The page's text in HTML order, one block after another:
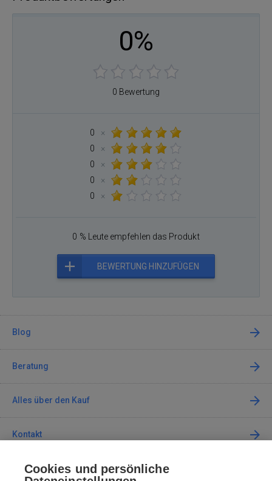
0%
0 Bewertung
0
×
0
×
0
×
0
×
0
×
0 % Leute empfehlen das Produkt
BEWERTUNG HINZUFÜGEN
Blog
Beratung
Alles über den Kauf
Kontakt
Kontaktieren Sie uns
Cookies und persönliche